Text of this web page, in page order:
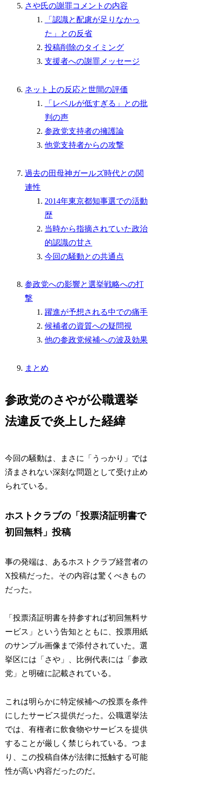
さや氏の謝罪コメントの内容
「認識と配慮が足りなかっ
た」との反省
投稿削除のタイミング
支援者への謝罪メッセージ
ネット上の反応と世間の評価
「レベルが低すぎる」との批
判の声
参政党支持者の擁護論
他党支持者からの攻撃
過去の田母神ガールズ時代との関
連性
2014年東京都知事選での活動
歴
当時から指摘されていた政治
的認識の甘さ
今回の騒動との共通点
参政党への影響と選挙戦略への打
撃
躍進が予想される中での痛手
候補者の資質への疑問視
他の参政党候補への波及効果
まとめ
参政党のさやが公職選挙
法違反で炎上した経緯
今回の騒動は、まさに「うっかり」では
済まされない深刻な問題として受け止め
られている。
ホストクラブの「投票済証明書で
初回無料」投稿
事の発端は、あるホストクラブ経営者の
X投稿だった。その内容は驚くべきもの
だった。
「投票済証明書を持参すれば初回無料サ
ービス」という告知とともに、投票用紙
のサンプル画像まで添付されていた。選
挙区には「さや」、比例代表には「参政
党」と明確に記載されている。
これは明らかに特定候補への投票を条件
にしたサービス提供だった。公職選挙法
では、有権者に飲食物やサービスを提供
することが厳しく禁じられている。つま
り、この投稿自体が法律に抵触する可能
性が高い内容だったのだ。